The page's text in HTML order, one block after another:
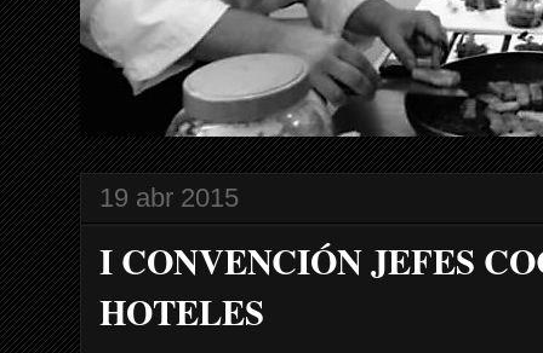
19 abr 2015
I CONVENCIÓN JEFES
HOTELES